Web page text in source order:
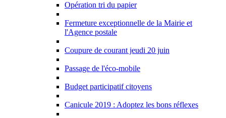
Opération tri du papier
Fermeture exceptionnelle de la Mairie et
l'Agence postale
Coupure de courant jeudi 20 juin
Passage de l'éco-mobile
Budget participatif citoyens
Canicule 2019 : Adoptez les bons réflexes